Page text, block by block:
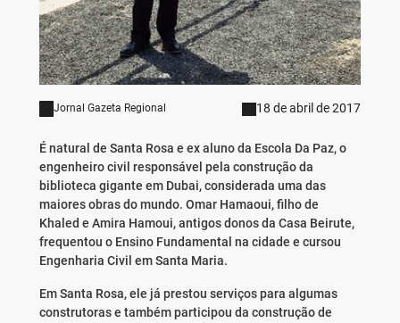
Jornal Gazeta Regional 18 de abril de 2017
É natural de Santa Rosa e ex aluno da Escola Da Paz, o
engenheiro civil responsável pela construção da
biblioteca gigante em Dubai, considerada uma das
maiores obras do mundo. Omar Hamaoui, filho de
Khaled e Amira Hamoui, antigos donos da Casa Beirute,
frequentou o Ensino Fundamental na cidade e cursou
Engenharia Civil em Santa Maria.
Em Santa Rosa, ele já prestou serviços para algumas
construtoras e também participou da construção de